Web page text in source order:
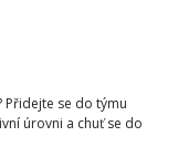
Přidejte se do týmu
úrovni a chuť se do